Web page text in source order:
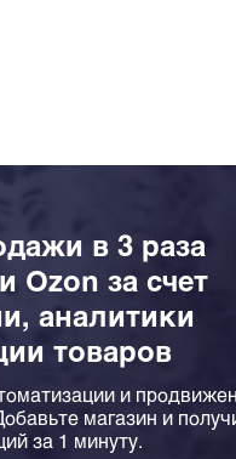
в 3 раза
Ozon за счет
аналитики
товаров
и
магазин и
за 1 минуту.